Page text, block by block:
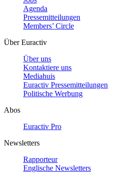
Agenda
Pressemitteilungen
Members’ Circle
Über Euractiv
Über uns
Kontaktiere uns
Mediahuis
Euractiv Pressemitteilungen
Politische Werbung
Abos
Euractiv Pro
Newsletters
Rapporteur
Englische Newsletters